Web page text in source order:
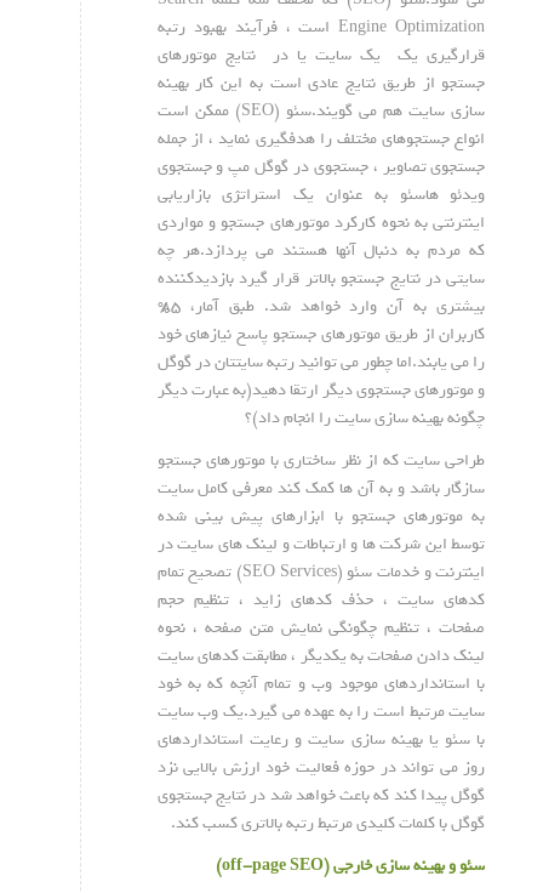
Engine Optimization است ، فرآیند بهبود رتبه
قرارگیری یک یک سایت یا در نتایج موتورهای
جستجو از طریق نتایج عادی است به این کار بهینه
سازی سایت هم می گویند.سئو (SEO) ممکن است
انواع جستجوهای مختلف را هدفگیری نماید ، از جمله
جستجوی تصاویر ، جستجوی در گوگل مپ و جستجوی
ویدئو هاسئو به عنوان یک استراتژی بازاریابی
اینترنتی به نحوه کارکرد موتورهای جستجو و مواردی
که مردم به دنبال آنها هستند می پردازد.هر چه
سایتی در نتایج جستجو بالاتر قرار گیرد بازدیدکننده
بیشتری به آن وارد خواهد شد. طبق آمار، ۸۵%
کاربران از طریق موتورهای جستجو پاسخ نیازهای خود
را می یابند.اما چطور می توانید رتبه سایتتان در گوگل
و موتورهای جستجوی دیگر ارتقا دهید(به عبارت دیگر
چگونه بهینه سازی سایت را انجام داد)؟
طراحی سایت که از نظر ساختاری با موتورهای جستجو
سازگار باشد و به آن ها کمک کند معرفی کامل سایت
به موتورهای جستجو با ابزارهای پیش بینی شده
توسط این شرکت ها و ارتباطات و لینک های سایت در
اینترنت و خدمات سئو (SEO Services) تصحیح تمام
کدهای سایت ، حذف کدهای زاید ، تنظیم حجم
صفحات ، تنظیم چگونگی نمایش متن صفحه ، نحوه
لینک دادن صفحات به یکدیگر ، مطابقت کدهای سایت
با استانداردهای موجود وب و تمام آنچه که به خود
سایت مرتبط است را به عهده می گیرد.یک وب سایت
با سئو یا بهینه سازی سایت و رعایت استانداردهای
روز می تواند در حوزه فعالیت خود ارزش بالایی نزد
گوگل پیدا کند که باعث خواهد شد در نتایج جستجوی
گوگل با کلمات کلیدی مرتبط رتبه بالاتری کسب کند.
سئو و بهینه سازی خارجی (off-page SEO)